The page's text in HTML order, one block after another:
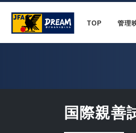
TOP 管理
国際親善